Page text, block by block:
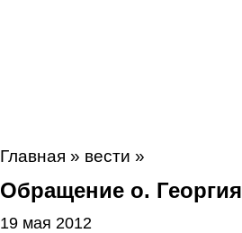
Главная » вести »
Обращение о.
19 мая 2012